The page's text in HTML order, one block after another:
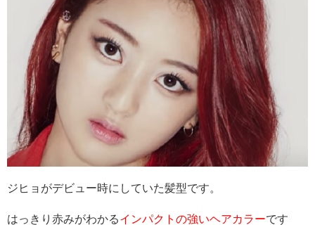
ジヒョがデビュー時にしていた髪型です。
はっきり赤みがわかるインパクトの強いヘアカラーです